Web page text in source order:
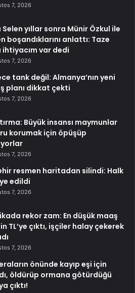
7, 2026
Selen yıllar sonra Münir Özkul ile
boşandıklarını anlattı: Taze
ihtiyacım var dedi
7, 2026
tank değil: Almanya’nın yeni
planı dikkat çekti
7, 2026
Büyük insansı maymunlar
korumak için öpüşüp
7, 2026
resmen haritadan silindi: Halk
edildi
7, 2026
rekor zam: En düşük maaş
TL’ye çıktı, işçiler halay çekerek
7, 2026
önünde kayıp eşi için
öldürüp ormana götürdüğü
çıktı!